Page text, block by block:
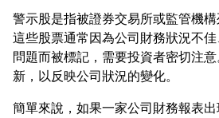
警示股是指被證券交易所或監管機構
這些股票通常因為公司財務狀況不
問題而被標記，需要投資者密切注
簡單來說，如果一家公司財務報表